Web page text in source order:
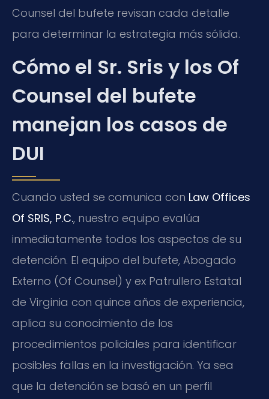
Counsel del bufete revisan cada detalle
para determinar la estrategia más sólida.
Cómo el Sr. Sris y los Of
Counsel del bufete
manejan los casos de
DUI
Cuando usted se comunica con Law Offices
Of SRIS, P.C., nuestro equipo evalúa
inmediatamente todos los aspectos de su
detención. El equipo del bufete, Abogado
Externo (Of Counsel) y ex Patrullero Estatal
de Virginia con quince años de experiencia,
aplica su conocimiento de los
procedimientos policiales para identificar
posibles fallas en la investigación. Ya sea
que la detención se basó en un perfil